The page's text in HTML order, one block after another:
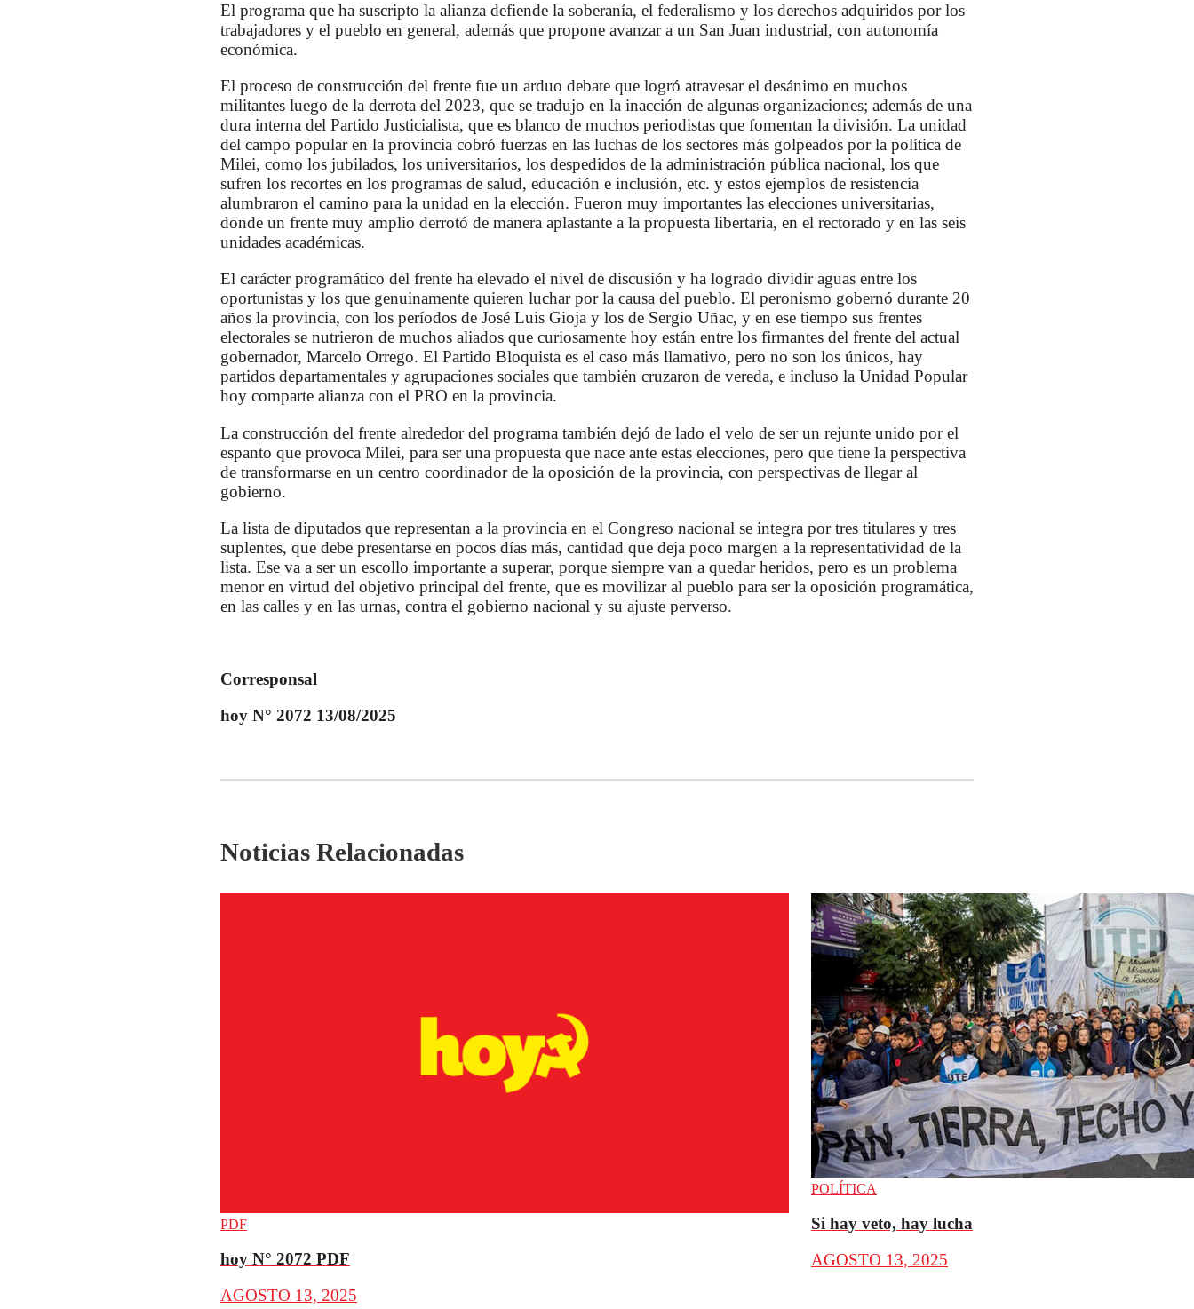
El programa que ha suscripto la alianza defiende la soberanía, el federalismo y los derechos adquiridos por los
trabajadores y el pueblo en general, además que propone avanzar a un San Juan industrial, con autonomía
económica.
El proceso de construcción del frente fue un arduo debate que logró atravesar el desánimo en muchos
militantes luego de la derrota del 2023, que se tradujo en la inacción de algunas organizaciones; además de una
dura interna del Partido Justicialista, que es blanco de muchos periodistas que fomentan la división. La unidad
del campo popular en la provincia cobró fuerzas en las luchas de los sectores más golpeados por la política de
Milei, como los jubilados, los universitarios, los despedidos de la administración pública nacional, los que
sufren los recortes en los programas de salud, educación e inclusión, etc. y estos ejemplos de resistencia
alumbraron el camino para la unidad en la elección. Fueron muy importantes las elecciones universitarias,
donde un frente muy amplio derrotó de manera aplastante a la propuesta libertaria, en el rectorado y en las seis
unidades académicas.
El carácter programático del frente ha elevado el nivel de discusión y ha logrado dividir aguas entre los
oportunistas y los que genuinamente quieren luchar por la causa del pueblo. El peronismo gobernó durante 20
años la provincia, con los períodos de José Luis Gioja y los de Sergio Uñac, y en ese tiempo sus frentes
electorales se nutrieron de muchos aliados que curiosamente hoy están entre los firmantes del frente del actual
gobernador, Marcelo Orrego. El Partido Bloquista es el caso más llamativo, pero no son los únicos, hay
partidos departamentales y agrupaciones sociales que también cruzaron de vereda, e incluso la Unidad Popular
hoy comparte alianza con el PRO en la provincia.
La construcción del frente alrededor del programa también dejó de lado el velo de ser un rejunte unido por el
espanto que provoca Milei, para ser una propuesta que nace ante estas elecciones, pero que tiene la perspectiva
de transformarse en un centro coordinador de la oposición de la provincia, con perspectivas de llegar al
gobierno.
La lista de diputados que representan a la provincia en el Congreso nacional se integra por tres titulares y tres
suplentes, que debe presentarse en pocos días más, cantidad que deja poco margen a la representatividad de la
lista. Ese va a ser un escollo importante a superar, porque siempre van a quedar heridos, pero es un problema
menor en virtud del objetivo principal del frente, que es movilizar al pueblo para ser la oposición programática,
en las calles y en las urnas, contra el gobierno nacional y su ajuste perverso.
Corresponsal
hoy N° 2072 13/08/2025
Noticias Relacionadas
PDF
hoy N° 2072 PDF
AGOSTO 13, 2025
POLÍTICA
Si hay veto, hay lucha
AGOSTO 13, 2025